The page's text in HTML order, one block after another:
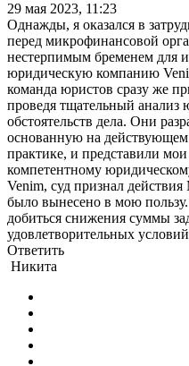
29 мая 2023, 11:23
Однажды, я оказался в
перед микрофинансовой
нестерпимым бременем для
юридическую компанию
команда юристов сразу же
проведя тщательный анализ
обстоятельств дела. Они
основанную на действующем
практике, и представили
компетентному
Venim, суд признал
было вынесено в мою
добиться снижения суммы
удовлетворительных
Ответить
Никита